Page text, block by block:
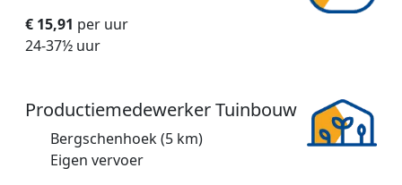
€ 15,91 per uur
24-37½ uur
Productiemedewerker Tuinbouw
Bergschenhoek (5 km)
Eigen vervoer